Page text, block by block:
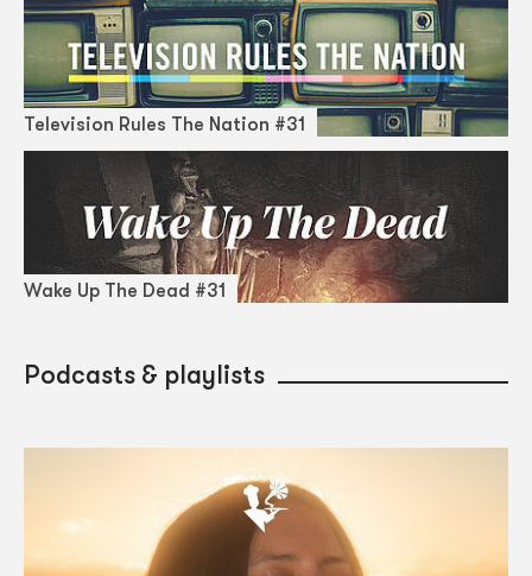
Television Rules The Nation #31
Wake Up The Dead #31
Podcasts & playlists